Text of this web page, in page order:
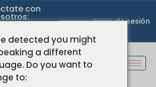
con
Inicio de sesión
detected you might
a different
Do you want to
to: